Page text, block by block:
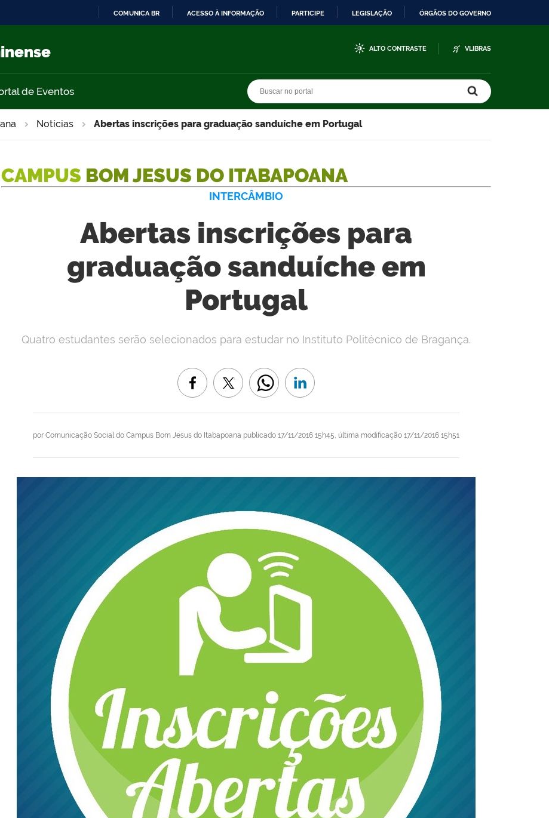
COMUNICA BR ACESSO À INFORMAÇÃO PARTICIPE LEGISLAÇÃO ÓRGÃOS DO GOVERNO
ALTO CONTRASTE VLIBRAS
de Eventos
Notícias Abertas inscrições para graduação sanduíche em Portugal
CAMPUS BOM JESUS DO ITABAPOANA
INTERCÂMBIO
Abertas inscrições para
graduação sanduíche em
Portugal
por Comunicação Social do Campus Bom Jesus do Itabapoana publicado 17/11/2016 15h45, última modificação 17/11/2016 15h51
Quatro estudantes serão selecionados para estudar no Instituto Politécnico de Bragança.